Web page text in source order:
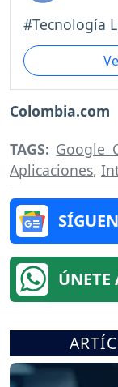
#Tecnología
Colombia.com
TAGS: Google
Aplicaciones,
ÚNETE